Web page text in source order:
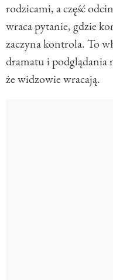
rodzicami, a część
wraca pytanie, gdzie
zaczyna kontrola. To
dramatu i podglądania
że widzowie wracają.